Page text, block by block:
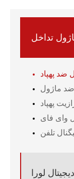
تداخل
ضد پهپاد
پهپاد
وای فای
تلفن
لورا